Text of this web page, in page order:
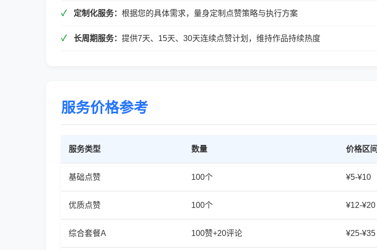
定制化服务： 根据您的具体需求，量身定制点赞策略与执行方案
长周期服务： 提供7天、15天、30天连续点赞计划，维持作品持续热度
服务价格参考
服务类型 数量 价格区间
基础点赞 100个 ¥5-¥10
优质点赞 100个 ¥12-¥20
综合套餐A 100赞+20评论 ¥25-¥35